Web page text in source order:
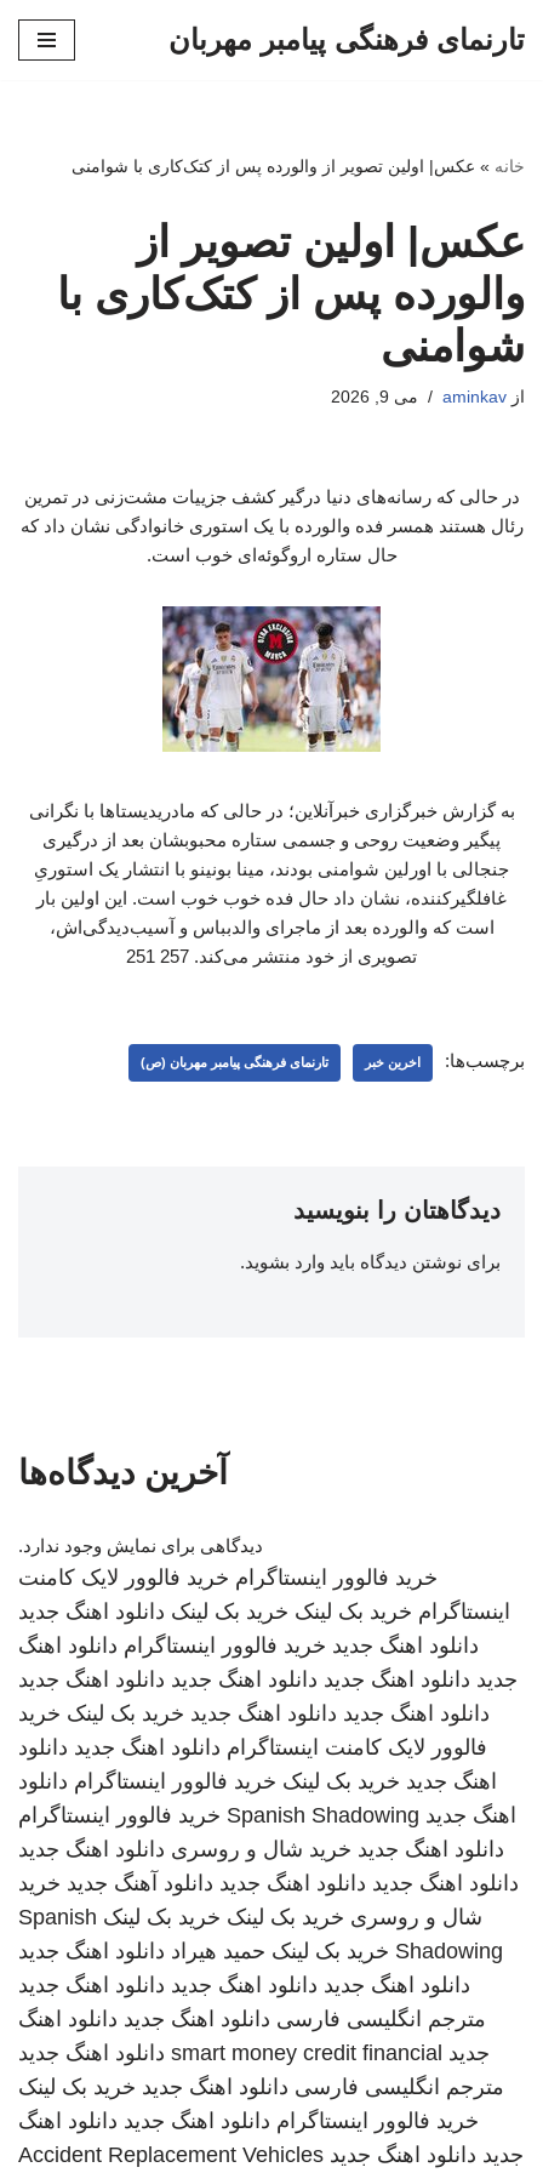
تارنمای فرهنگی پیامبر مهربان
خانه » عکس| اولین تصویر از والورده پس از کتک‌کاری با شوامنی
عکس| اولین تصویر از
والورده پس از کتک‌کاری با
شوامنی
از aminkav می 9, 2026
در حالی که رسانه‌های دنیا درگیر کشف جزییات مشت‌زنی در تمرین
رئال هستند همسر فده والورده با یک استوری خانوادگی نشان داد که
حال ستاره اروگوئه‌ای خوب است.
به گزارش خبرگزاری خبرآنلاین؛ در حالی که مادریدیستاها با نگرانی
پیگیر وضعیت روحی و جسمی ستاره محبوبشان بعد از درگیری
جنجالی با اورلین شوامنی بودند، مینا بونینو با انتشار یک استوریِ
غافلگیرکننده، نشان داد حال فده خوب خوب است. این اولین بار
است که والورده بعد از ماجرای والدبباس و آسیب‌دیدگی‌اش،
تصویری از خود منتشر می‌کند. 257 251
برچسب‌ها: اخرین خبر تارنمای فرهنگی پیامبر مهربان (ص)
دیدگاهتان را بنویسید
برای نوشتن دیدگاه باید وارد بشوید.
آخرین دیدگاه‌ها
دیدگاهی برای نمایش وجود ندارد.
خرید فالوور اینستاگرام خرید فالوور لایک کامنت
اینستاگرام خرید بک لینک خرید بک لینک دانلود اهنگ جدید
دانلود اهنگ جدید خرید فالوور اینستاگرام دانلود اهنگ
جدید دانلود اهنگ جدید دانلود اهنگ جدید دانلود اهنگ جدید
دانلود اهنگ جدید دانلود اهنگ جدید خرید بک لینک خرید
فالوور لایک کامنت اینستاگرام دانلود اهنگ جدید دانلود
اهنگ جدید خرید بک لینک خرید فالوور اینستاگرام دانلود
اهنگ جدید Spanish Shadowing خرید فالوور اینستاگرام
دانلود اهنگ جدید خرید شال و روسری دانلود اهنگ جدید
دانلود اهنگ جدید دانلود اهنگ جدید دانلود آهنگ جدید خرید
شال و روسری خرید بک لینک خرید بک لینک Spanish
Shadowing خرید بک لینک حمید هیراد دانلود اهنگ جدید
دانلود اهنگ جدید دانلود اهنگ جدید دانلود اهنگ جدید
مترجم انگلیسی فارسی دانلود اهنگ جدید دانلود اهنگ
جدید smart money credit financial دانلود اهنگ جدید
مترجم انگلیسی فارسی دانلود اهنگ جدید خرید بک لینک
خرید فالوور اینستاگرام دانلود اهنگ جدید دانلود اهنگ
جدید دانلود اهنگ جدید Accident Replacement Vehicles